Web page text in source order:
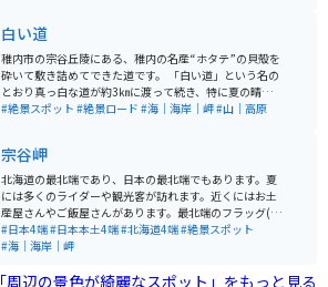
白い道
稚内市の宗谷丘陵にある、稚内の名産“ホタテ”の貝殻を
砕いて敷き詰めてできた道です。 「白い道」という名の
とおり真っ白な道が約3㎞に渡って続き、特に夏の晴れた
日には、丘陵の緑・空の青によく映えます。 「白い道」
の風車群も一望でき、まるで日本ではないかのような絶
景です。 サハリン（旧樺太）や利尻富士、北海道遺産の
周氷河地形を一望できるパノラマは、一見の価値があり
ます。 バイクでのツーリングを楽しむこともできます。
車で行く際には、すれ違うのが難しいほどの道幅ですの
で、注意が必要です。
#絶景スポット #絶景ロード #海｜海岸｜岬#山｜高原
宗谷岬
北海道の最北端であり、日本の最北端でもあります。夏
には多くのライダーや観光客が訪れます。近くにはお土
産屋さんやご飯屋さんがあります。最北端のフラッグ(通
称：黒フラッグ)が買えます。近くには最北端のガソリン
スタンドがあり、そこで給油すると、給油証明書がもら
#日本4端#日本本土4端#北海道4端#絶景スポット
#海｜海岸｜岬
「周辺の景色が綺麗なスポット」をもっと見る